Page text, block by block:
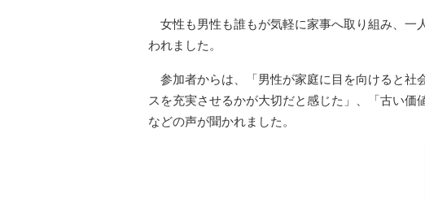
女性も男性も誰もが気軽に家事へ取り組み、
われました。
参加者からは、「男性が家庭に目を向けると
スを充実させるかが大切だと感じた」、「古い価
などの声が聞かれました。